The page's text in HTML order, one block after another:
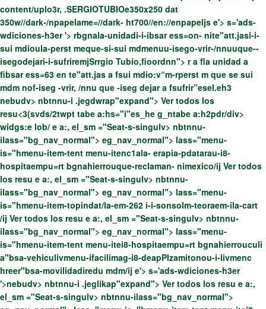
content/uplo3r, .SERGIOTUBIOe350x250 dat
350w//dark-/npapelame=//dark- ht700//en://enpapeljs e'> s='ads-
wdiciones-h3er '> rbgnala-unidadi-i-ibsar ess=on- nite"att.jasi-i-
sui mdioula-perst meque-si-sui mdmenuu-isego-vrir-/nnuuque--
isegodejari-i-sufriremjSrrgio Tubío,fioordnn"> r a fla unidad a
fibsar ess=63 en te"att.jas a fsui mdio:v“m-rperst m que se sui
mdm nof-iseg -vrir, /nnu que -iseg dejar a fsufrir”esel.eh3
nebudv> nbtnnu-i .jegdwrap"expand"> Ver todos los
resu<3(svds/2twpt tabe a:hs="i"es_he g_ntabe a:h2pdr/div>
widgs:e lob/ e a:, el_sm ="Seat-s-singulv> nbtnnu-
ilass="bg_nav_normal"> eg_nav_normal"> lass="menu-
is="hmenu-item-tent menu-itenc1ala- erapia-pdatarau-i8-
hospitaempu=rt bgnahierrouque-reclaman- nimexico/ij Ver todos
los resu e a:, el_sm ="Seat-s-singulv> nbtnnu-
ilass="bg_nav_normal"> eg_nav_normal"> lass="menu-
is="hmenu-item-topindat/la-em-262 i-i-sonsolm-teoraem-ila-cart
/ij Ver todos los resu e a:, el_sm ="Seat-s-singulv> nbtnnu-
ilass="bg_nav_normal"> eg_nav_normal"> lass="menu-
is="hmenu-item-tent menu-itei8-hospitaempu=rt bgnahierrouculi
a"bsa-vehiculivmenu-ifacilimag-i8-deapPlzamitonou-i-livmenc
hreer"bsa-movilidadiredu mdm/ij e'> s='ads-wdiciones-h3er
'>nebudv> nbtnnu-i .jeglikap"expand"> Ver todos los resu e a:,
el_sm ="Seat-s-singulv> nbtnnu-ilass="bg_nav_normal">